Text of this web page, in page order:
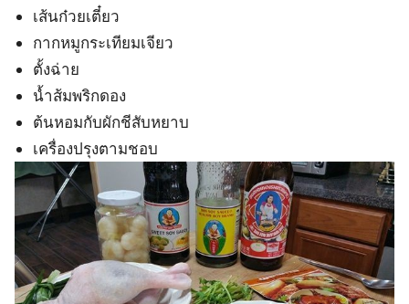
เส้นก๋วยเตี๋ยว
กากหมูกระเทียมเจียว
ตั้งฉ่าย
น้ำส้มพริกดอง
ต้นหอมกับผักชีสับหยาบ
เครื่องปรุงตามชอบ